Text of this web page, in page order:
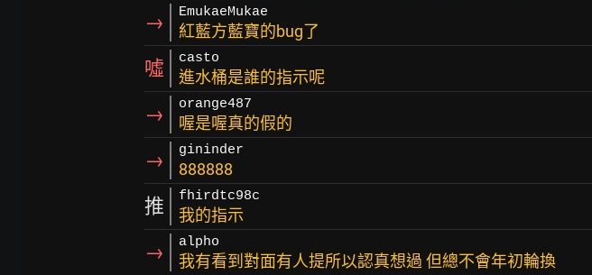
→ EmukaeMukae
紅藍方藍寶的bug了
噓 casto
進水桶是誰的指示呢
→ orange487
喔是喔真的假的
→ gininder
888888
推 fhirdtc98c
我的指示
→ alpho
我有看到對面有人提所以認真想過 但總不會年初輪換